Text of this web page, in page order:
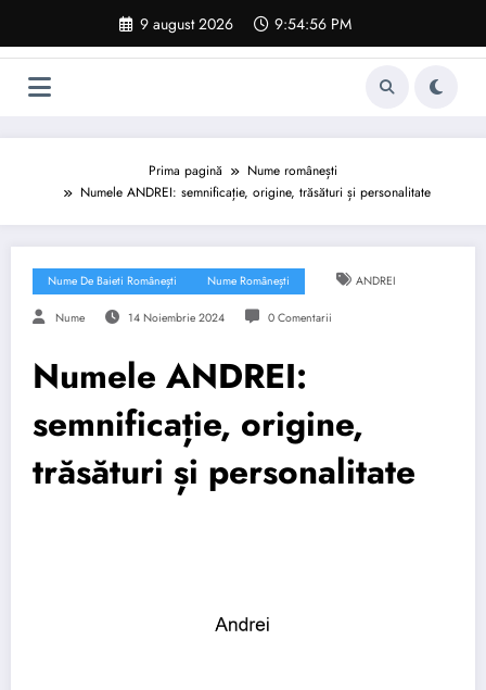
conținut
9 august 2026 9:54:57 PM
Prima pagină
Nume românești
Numele ANDREI: semnificație, origine, trăsături și personalitate
Nume De Baieti Românești Nume Românești ANDREI
Nume 14 Noiembrie 2024 0 Comentarii
Numele ANDREI:
semnificație, origine,
trăsături și personalitate